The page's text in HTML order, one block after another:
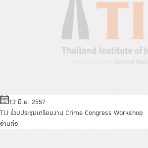
13 มิ.ย. 2557
TIJ ร่วมประชุมเตรียมงาน Crime Congress Workshop
อ่านต่อ